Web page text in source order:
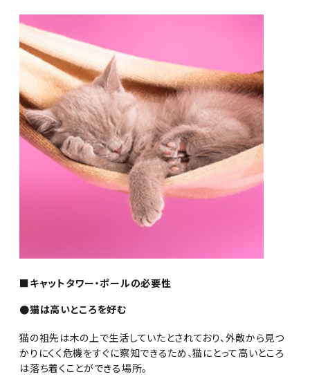
■キャットタワー・ポールの必要性
●猫は高いところを好む
猫の祖先は木の上で生活していたとされており、外敵から見つ
かりにくく危機をすぐに察知できるため、猫にとって高いところ
は落ち着くことができる場所。